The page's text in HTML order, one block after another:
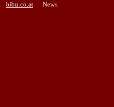
bibu.co.at News